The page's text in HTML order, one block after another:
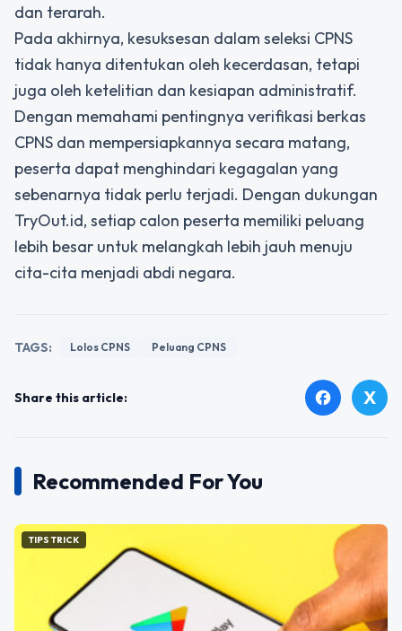
dan terarah.
Pada akhirnya, kesuksesan dalam seleksi CPNS
tidak hanya ditentukan oleh kecerdasan, tetapi
juga oleh ketelitian dan kesiapan administratif.
Dengan memahami pentingnya verifikasi berkas
CPNS dan mempersiapkannya secara matang,
peserta dapat menghindari kegagalan yang
sebenarnya tidak perlu terjadi. Dengan dukungan
TryOut.id, setiap calon peserta memiliki peluang
lebih besar untuk melangkah lebih jauh menuju
cita-cita menjadi abdi negara.
TAGS: Lolos CPNS Peluang CPNS
Share this article: facebook X
Recommended For You
TIPS TRICK